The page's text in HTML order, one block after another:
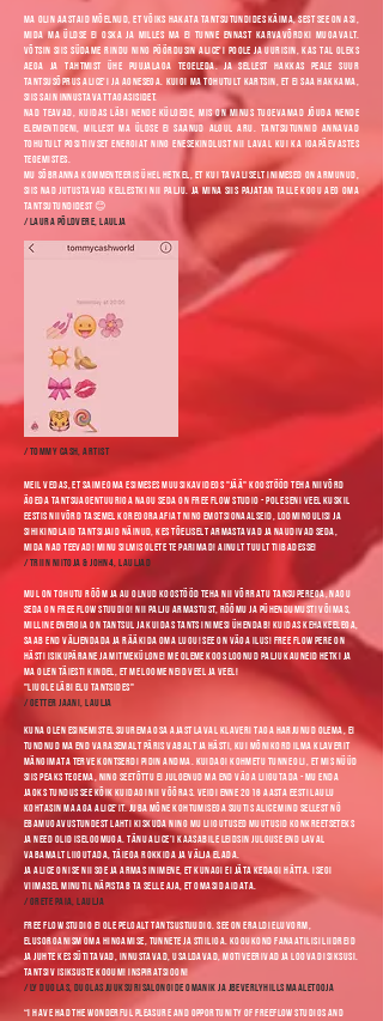
Ma olin aastaid mõelnud, et võiks hakata tantsutundides käima, sest see on asi,
mida ma üldse ei oska ja milles ma ei tunne ennast karvavõrdki mugavalt.
Võtsin siis südame rindu ning pöördusin Alice'i poole ja uurisin, kas tal oleks
aega ja tahtmist ühe puujalaga tegeleda. Ja sellest hakkas peale suur
tantsusõprus Alice'i ja Agnesega. Kuigi ma tohutult kartsin, et ei saa hakkama,
siis sain innustavat tagasisidet.
Nad teavad, kuidas läbi nende külgede, mis on minus tugevamad jõuda nende
elementideni, millest ma üldse ei saanud algul aru. Tantsutunnid annavad
tohutult positiivset energiat ning enesekindlust nii laval kui ka igapäevastes
tegemistes.
Mu sõbranna kommenteeris ühel hetkel, et kui tavaliselt inimesed on armunud,
siis nad jutustavad kellestki nii palju. Ja mina siis pajatan talle kogu aeg oma
tantsutundidest 😊
/ Laura Põldvere, laulja
/ Tommy Cash, artist
Meil vedas, et saime oma esimeses muusikavideos "Jää" koostööd teha niivõrd
ägeda tantsuagentuuriga nagu seda on Free Flow Studio - pole seni veel kuskil
Eestis niivõrd tasemel koreograafiat ning emotsionaalseid, loomingulisi ja
sihikindlaid tantsijaid näinud, kes tõeliselt armastavad ja naudivad seda,
mida nad teevad! Minu silmis olete te parimad! Ainult tuult tiibadesse!
/ Triin Niitoja & John4, lauljad
Mul on tohutu rõõm ja au olnud koostööd teha nii võrratu tansuperega, nagu
seda on Free Flow Stuudio! Nii palju armastust, rõõmu ja pühendumust! Võimas,
milline energia on tantsul ja kuidas tants inimesi ühendab! Kuidas kehakeelega,
saab end väljendada ja rääkida oma lugu! See on väga ilus! Free Flow pere on
hästi isikupärane ja mitmekülgne! Me oleme koos loonud palju kauneid hetki ja
ma olen täiesti kindel, et me loome neid veel ja veel!
"Liugle läbi elu tantsides"
/ Getter Jaani, laulja
Kuna olen esinemistel suurema osa ajast laval klaveri taga harjunud olema, ei
tundnud ma end varasemalt päris vabalt ja hästi, kui mõnikord ilma klaverit
mängimata terve kontserdi pidin andma. Kuidagi kohmetu tunne oli, et mis nüüd
siis peaks tegema, ning seetõttu ei julgenud ma end väga liigutada - mu enda
jaoks tundus see kõik kuidagi nii võõras. Veidi enne 2016 aasta Eesti Laulu
kohtasin ma aga Alice’it. Juba mõne kohtumisega suutis Alice mind sellest nö
ebamugavustundest lahti kiskuda ning mu liigutused muutusid konkreetseteks
ja need olid iseloomuga. Tänu Alice’i kaasabile leidsin julguse end laval
vabamalt liigutada, täiega rokkida ja välja elada.
Ja Alice on ise nii soe ja armas inimene, et kunagi ei jäta kedagi hätta. Isegi
viimasel minutil näpistab ta selle aja, et omasid aidata.
/ Grete Paia, laulja
Free Flow Studio ei ole pelgalt tantsustuudio. See on eraldi eluvorm,
elusorganism oma hingamise, tunnete ja stiiliga. Kogukond fanaatilisi liidreid
ja juhte kes sütitavad, innustavad, usaldavad, motiveerivad ja loovad isiksusi.
Tantsiv isiksuste kogum! Inspiratsioon!
/ Ly Duglas, Duglas juuksurisalongide omanik ja JBeverlyHills maaletooja
“I have had the wonderful pleasure and opportunity of FreeFlow Studios and